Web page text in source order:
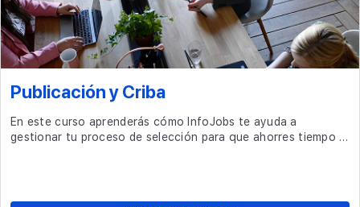
Publicación y Criba
En este curso aprenderás cómo InfoJobs te ayuda a
gestionar tu proceso de selección para que ahorres tiempo y